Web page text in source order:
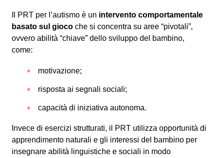
Il PRT per l’autismo è un intervento comportamentale
basato sul gioco che si concentra su aree “pivotali”,
ovvero abilità “chiave” dello sviluppo del bambino,
come:
motivazione;
risposta ai segnali sociali;
capacità di iniziativa autonoma.
Invece di esercizi strutturati, il PRT utilizza opportunità di
apprendimento naturali e gli interessi del bambino per
insegnare abilità linguistiche e sociali in modo